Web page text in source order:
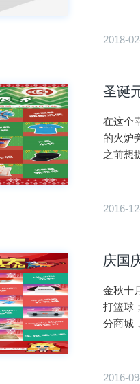
2018-
圣诞
在这个
的火炉
之前想
2016-
庆国
金秋十
打篮球
分商城，就可以
可错过
2016-